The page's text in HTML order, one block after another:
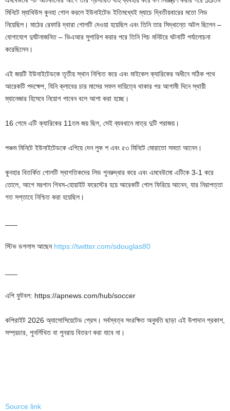
মিনিটে ম্যাথিউস কুনহা গোল করলে ইউনাইটেড ইতিমধ্যেই ম্যাচে দ্বিতীয়বারের মতো লিড
নিয়েছিল। মাঠের রেফারি দ্বারা গোলটি দেওয়া হয়েছিল এবং তিনি তার সিদ্ধান্তে অটল ছিলেন –
যোগাযোগ দুর্ঘটনাজনিত – ভিএআর সুপারিশ করার পরে তিনি পিচ মনিটরে ঘটনাটি পর্যালোচনা
করেছিলেন।
এই জয়টি ইউনাইটেডকে তৃতীয় স্থান নিশ্চিত করে এবং মাইকেল ক্যারিকের অধীনে সঠিক পথে
আরেকটি পদক্ষেপ, যিনি ক্লাবের চার মাসের সফল দায়িত্বে থাকার পর আগামী দিনে স্থায়ী
ম্যানেজার হিসেবে নিয়োগ পাবেন বলে আশা করা হচ্ছে।
16 গেমে এটি ক্যারিকের 11তম জয় ছিল, সেই ব্যবধানে মাত্র দুটি পরাজয়।
পঞ্চম মিনিটে ইউনাইটেডকে এগিয়ে দেন লুক শ এবং ৫৩ মিনিটে মোরাতো সমতা আনেন।
কুনহার বিতর্কিত গোলটি স্বাগতিকদের লিড পুনরুদ্ধার করে এবং এমবেউমো এটিকে 3-1 করে
তোলে, আগে মরগান গিবস-হোয়াইট ফরেস্টের হয়ে আরেকটি গোল ফিরিয়ে আনেন, যার নিরাপত্তা
গত সপ্তাহে নিশ্চিত করা হয়েছিল।
স্টিভ ডগলাস আছেন https://twitter.com/sdouglas80
এপি ফুটবল: https://apnews.com/hub/soccer
কপিরাইট 2026 অ্যাসোসিয়েটেড প্রেস। সর্বস্বত্ব সংরক্ষিত অনুমতি ছাড়া এই উপাদান প্রকাশ,
সম্প্রচার, পুনর্লিখিত বা পুনরায় বিতরণ করা যাবে না।
Source link